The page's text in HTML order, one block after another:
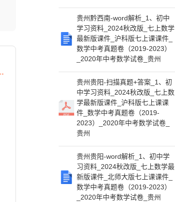
贵州黔西南-word解析_1、初中
学习资料_2024秋改版_七上数学
最新版课件_沪科版七上课课件_
数学中考真题卷（2019-2023）
_2020年中考数学试卷_贵州
贵州贵阳-扫描真题+答案_1、初
中学习资料_2024秋改版_七上数
学最新版课件_沪科版七上课课
件_数学中考真题卷（2019-
2023）_2020年中考数学试卷_
贵州
贵州贵阳-word解析_1、初中学
习资料_2024秋改版_七上数学最
新版课件_北师大版七上课课件_
数学中考真题卷（2019-2023）
_2020年中考数学试卷_贵州